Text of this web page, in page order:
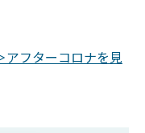
アフターコロナを見